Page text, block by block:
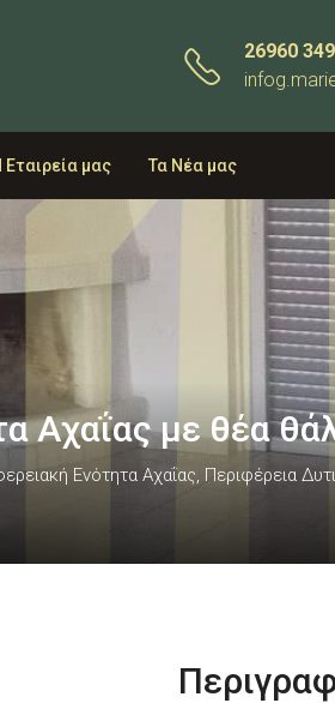
26960
Εταιρεία μας Τα Νέα μας
Αχαΐας με θέα
Ενότητα Αχαΐας, Περιφέρεια